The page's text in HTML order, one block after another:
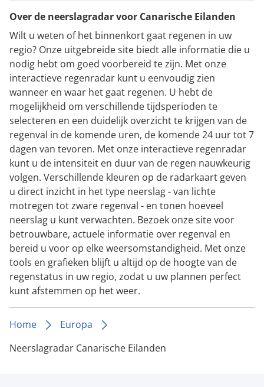
Over de neerslagradar voor Canarische Eilanden
Wilt u weten of het binnenkort gaat regenen in uw
regio? Onze uitgebreide site biedt alle informatie die u
nodig hebt om goed voorbereid te zijn. Met onze
interactieve regenradar kunt u eenvoudig zien
wanneer en waar het gaat regenen. U hebt de
mogelijkheid om verschillende tijdsperioden te
selecteren en een duidelijk overzicht te krijgen van de
regenval in de komende uren, de komende 24 uur tot 7
dagen van tevoren. Met onze interactieve regenradar
kunt u de intensiteit en duur van de regen nauwkeurig
volgen. Verschillende kleuren op de radarkaart geven
u direct inzicht in het type neerslag - van lichte
motregen tot zware regenval - en tonen hoeveel
neerslag u kunt verwachten. Bezoek onze site voor
betrouwbare, actuele informatie over regenval en
bereid u voor op elke weersomstandigheid. Met onze
tools en grafieken blijft u altijd op de hoogte van de
regenstatus in uw regio, zodat u uw plannen perfect
kunt afstemmen op het weer.
Home
Europa
Neerslagradar Canarische Eilanden